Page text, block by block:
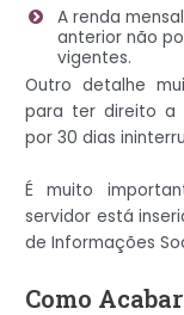
A renda
anterior não
vigentes.
Outro detalhe
para ter direito a
por 30 dias
É muito
servidor está
de Informações
Como